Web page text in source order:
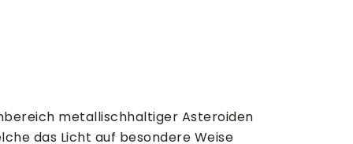
metallischhaltiger Asteroiden
das Licht auf besondere Weise